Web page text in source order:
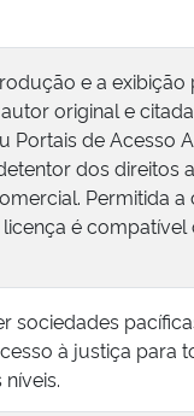
e a
original e
Portais de Acesso
dos direitos
Permitida
é
sociedades
à justiça para